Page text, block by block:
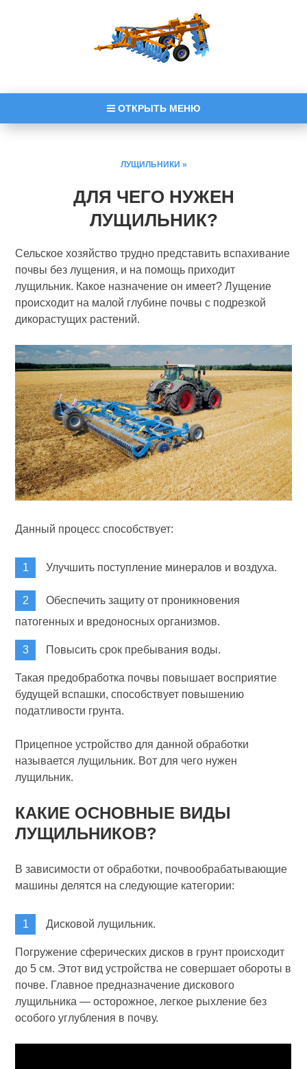
ОТКРЫТЬ МЕНЮ
ЛУЩИЛЬНИКИ »
ДЛЯ ЧЕГО НУЖЕН
ЛУЩИЛЬНИК?
Сельское хозяйство трудно представить вспахивание
почвы без лущения, и на помощь приходит
лущильник. Какое назначение он имеет? Лущение
происходит на малой глубине почвы с подрезкой
дикорастущих растений.
Данный процесс способствует:
Улучшить поступление минералов и воздуха.
Обеспечить защиту от проникновения
патогенных и вредоносных организмов.
Повысить срок пребывания воды.
Такая предобработка почвы повышает восприятие
будущей вспашки, способствует повышению
податливости грунта.
Прицепное устройство для данной обработки
называется лущильник. Вот для чего нужен
лущильник.
КАКИЕ ОСНОВНЫЕ ВИДЫ
ЛУЩИЛЬНИКОВ?
В зависимости от обработки, почвообрабатывающие
машины делятся на следующие категории:
Дисковой лущильник.
Погружение сферических дисков в грунт происходит
до 5 см. Этот вид устройства не совершает обороты в
почве. Главное предназначение дискового
лущильника — осторожное, легкое рыхление без
особого углубления в почву.